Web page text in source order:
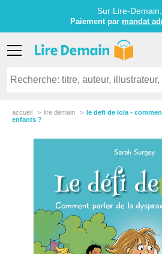
Sur Lire-Demain.
Paiement par mandat
accueil lire demain
le defi de lola -
enfants ?